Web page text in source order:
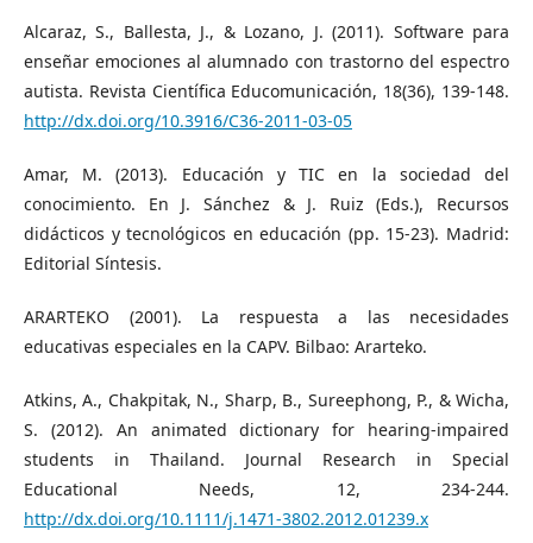
Alcaraz, S., Ballesta, J., & Lozano, J. (2011). Software para
enseñar emociones al alumnado con trastorno del espectro
autista. Revista Científica Educomunicación, 18(36), 139-148.
http://dx.doi.org/10.3916/C36-2011-03-05
Amar, M. (2013). Educación y TIC en la sociedad del
conocimiento. En J. Sánchez & J. Ruiz (Eds.), Recursos
didácticos y tecnológicos en educación (pp. 15-23). Madrid:
Editorial Síntesis.
ARARTEKO (2001). La respuesta a las necesidades
educativas especiales en la CAPV. Bilbao: Ararteko.
Atkins, A., Chakpitak, N., Sharp, B., Sureephong, P., & Wicha,
S. (2012). An animated dictionary for hearing-impaired
students in Thailand. Journal Research in Special
Educational Needs, 12, 234-244.
http://dx.doi.org/10.1111/j.1471-3802.2012.01239.x